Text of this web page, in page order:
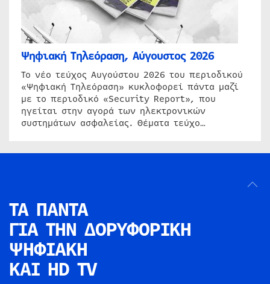
Ψηφιακή Τηλεόραση, Αύγουστος 2026
Το νέο τεύχος Αυγούστου 2026 του περιοδικού
«Ψηφιακή Τηλεόραση» κυκλοφορεί πάντα μαζί
με το περιοδικό «Security Report», που
ηγείται στην αγορά των ηλεκτρονικών
συστημάτων ασφαλείας. Θέματα τεύχο…
ΤΑ ΠΑΝΤΑ
ΓΙΑ ΤΗΝ ΔΟΡΥΦΟΡΙΚΗ
ΨΗΦΙΑΚΗ
ΚΑΙ HD TV